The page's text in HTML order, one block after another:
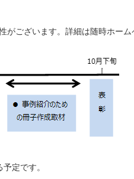
ございます。詳細は随時ホーム
定です。